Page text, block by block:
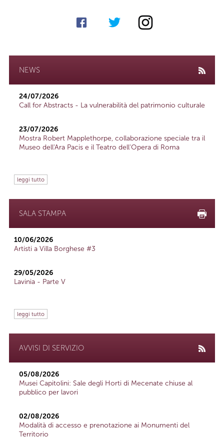
NEWS
24/07/2026
Call for Abstracts - La vulnerabilità del patrimonio culturale
23/07/2026
Mostra Robert Mapplethorpe, collaborazione speciale tra il
Museo dell'Ara Pacis e il Teatro dell'Opera di Roma
leggi tutto
SALA STAMPA
10/06/2026
Artisti a Villa Borghese #3
29/05/2026
Lavinia - Parte V
leggi tutto
AVVISI DI SERVIZIO
05/08/2026
Musei Capitolini: Sale degli Horti di Mecenate chiuse al
pubblico per lavori
02/08/2026
Modalità di accesso e prenotazione ai Monumenti del
Territorio